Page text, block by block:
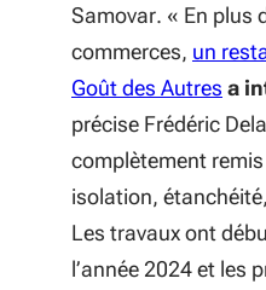
Samovar. « En plus
commerces, un
Goût des Autres a
précise Frédéric
complètement
isolation,
Les travaux ont
l’année 2024 et les